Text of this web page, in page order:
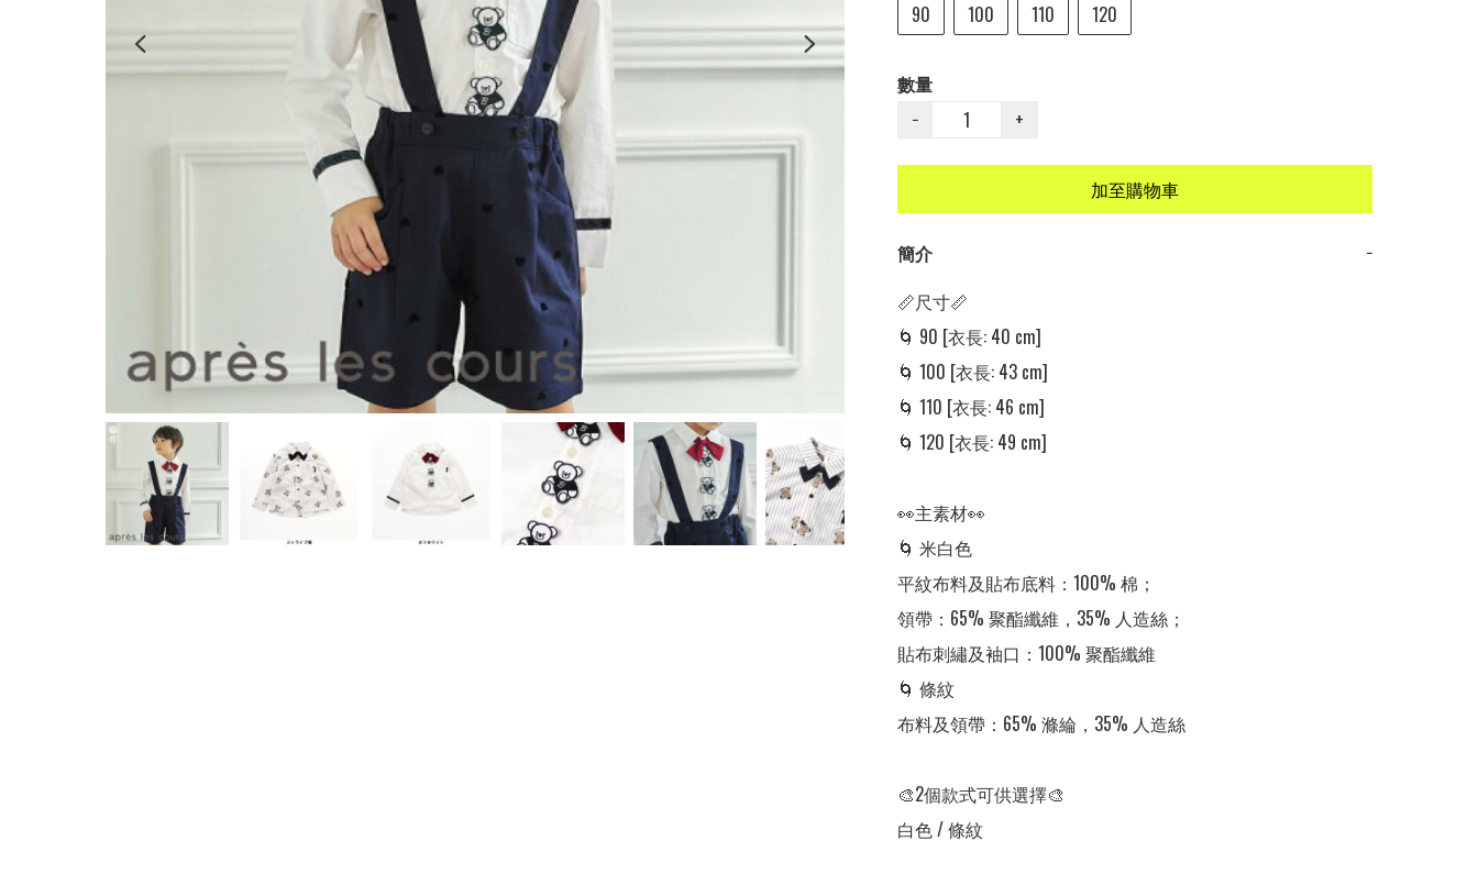
90
100 110 120
數量
−
+
加至購物車
簡介
−
📏尺寸📏
🌀 90 [衣長: 40 cm]
🌀 100 [衣長: 43 cm]
🌀 110 [衣長: 46 cm]
🌀 120 [衣長: 49 cm]
👀主素材👀
🌀 米白色
平紋布料及貼布底料：100% 棉；
領帶：65% 聚酯纖維，35% 人造絲；
貼布刺繡及袖口：100% 聚酯纖維
🌀 條紋
布料及領帶：65% 滌綸，35% 人造絲
🎨2個款式可供選擇🎨
白色 / 條紋